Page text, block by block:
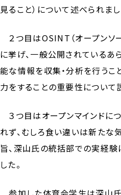
見ること）について述べられまし
２つ目はOSINT（オープンソ
に挙げ、一般公開されているあ
能な情報を収集・分析を行うこ
力をすることの重要性について
３つ目はオープンマインドに
れず、むしろ食い違いは新たな
旨、深山氏の統括部での実経
した。